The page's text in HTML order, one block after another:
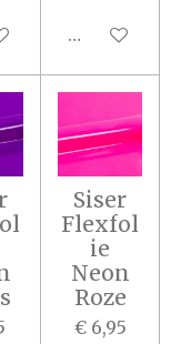
In
Siser
Flexfol
ie
Neon
Roze
€ 6,95